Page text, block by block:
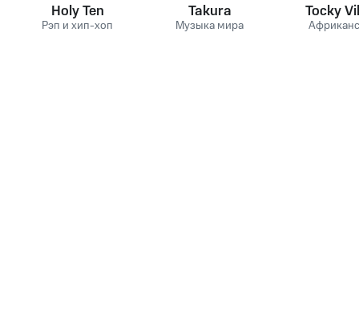
Holy Ten
Рэп и хип-хоп
Takura
Музыка мира
Tocky